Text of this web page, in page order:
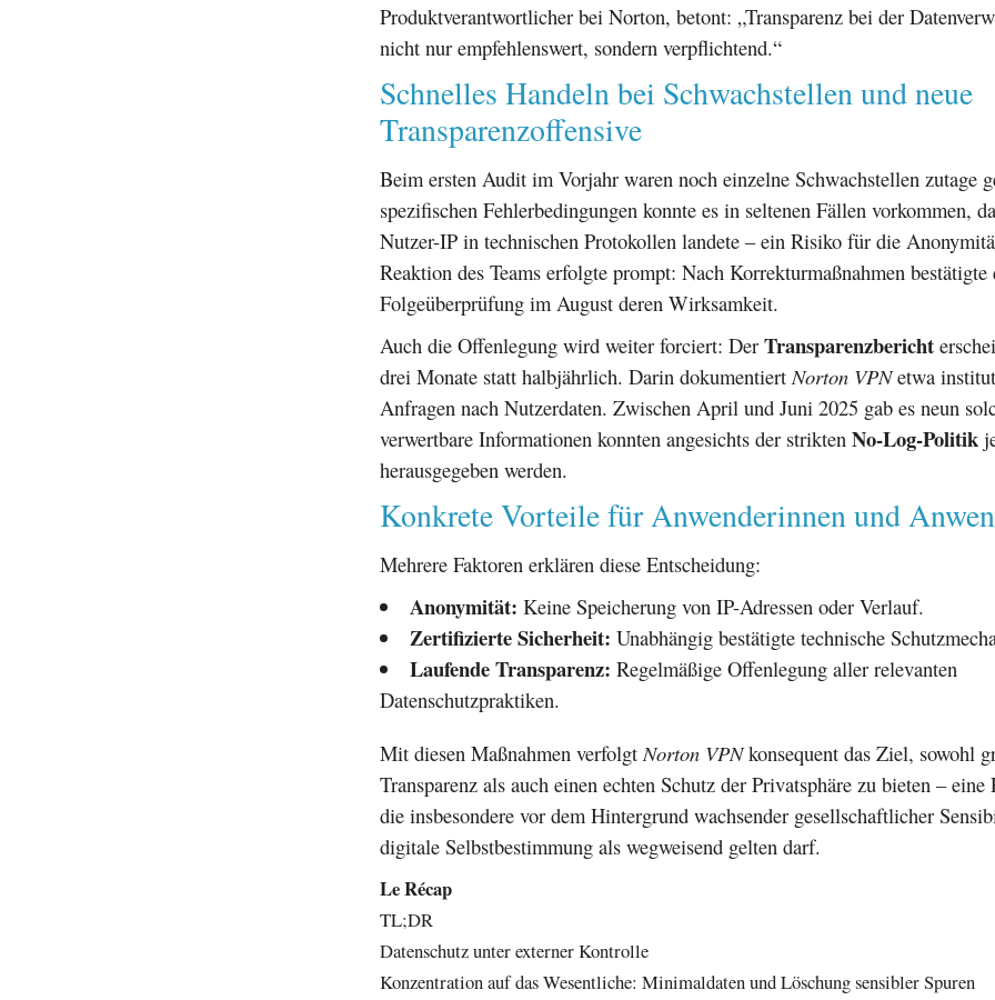
Produktverantwortlicher bei Norton, betont: „Transparenz bei der
nicht nur empfehlenswert, sondern verpflichtend.“
Schnelles Handeln bei Schwachstellen und neue
Transparenzoffensive
Beim ersten Audit im Vorjahr waren noch einzelne Schwachstellen zutage
spezifischen Fehlerbedingungen konnte es in seltenen Fällen vorkommen,
Nutzer-IP in technischen Protokollen landete – ein Risiko für die
Reaktion des Teams erfolgte prompt: Nach Korrekturmaßnahmen bestätigte
Folgeüberprüfung im August deren Wirksamkeit.
Auch die Offenlegung wird weiter forciert: Der Transparenzbericht
drei Monate statt halbjährlich. Darin dokumentiert Norton VPNetwa
Anfragen nach Nutzerdaten. Zwischen April und Juni 2025 gab es neun
verwertbare Informationen konnten angesichts der strikten No-Log-Politik
herausgegeben werden.
Konkrete Vorteile für Anwenderinnen und
Mehrere Faktoren erklären diese Entscheidung:
Anonymität: Keine Speicherung von IP-Adressen oder Verlauf.
Zertifizierte Sicherheit: Unabhängig bestätigte technische
Laufende Transparenz: Regelmäßige Offenlegung aller relevanten
Datenschutzpraktiken.
Mit diesen Maßnahmen verfolgt Norton VPNkonsequent das Ziel, sowohl
Transparenz als auch einen echten Schutz der Privatsphäre zu bieten –
die insbesondere vor dem Hintergrund wachsender gesellschaftlicher
digitale Selbstbestimmung als wegweisend gelten darf.
Le Récap
TL;DR
Datenschutz unter externer Kontrolle
Konzentration auf das Wesentliche: Minimaldaten und Löschung sensibler Spuren